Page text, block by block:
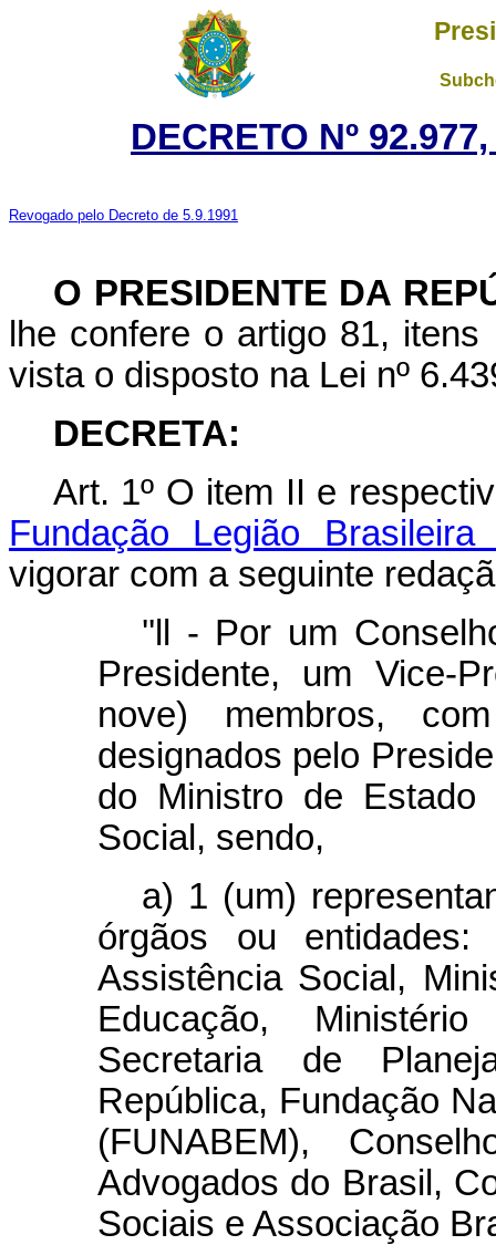
DECRETO Nº
Revogado pelo Decreto de 5.9.1991
O PRESIDENTE DA
lhe confere o artigo 81,
vista o disposto na Lei nº
DECRETA:
Art. 1º O item II e
Fundação Legião
vigorar com a seguinte
''ll - Por um
Presidente, um Vice-
nove) membros,
designados pelo
do Ministro de Estado
Social, sendo,
a) 1 (um)
órgãos ou
Assistência Social,
Educação,
Secretaria de
República, Fundação
(FUNABEM),
Advogados do Brasil,
Sociais e Associação